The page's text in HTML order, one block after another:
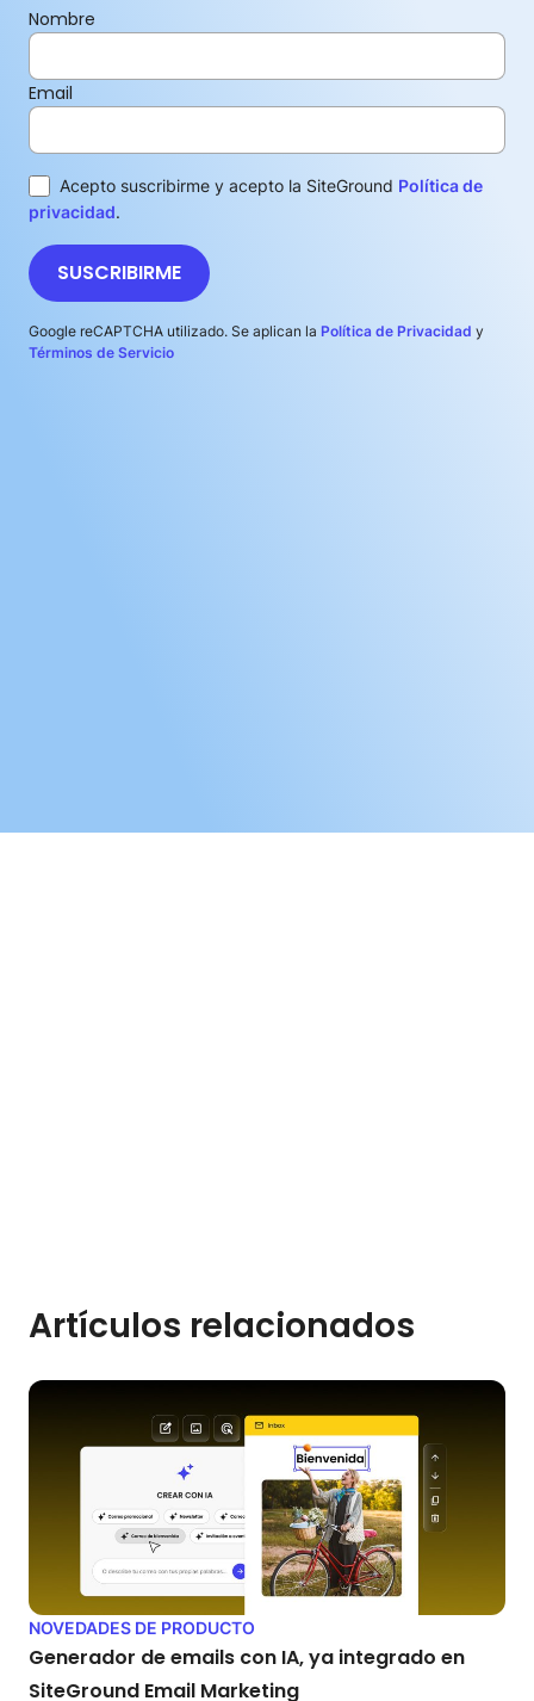
Nombre
Email
Acepto suscribirme y acepto la SiteGround Política de
privacidad.
SUSCRIBIRME
Google reCAPTCHA utilizado. Se aplican la Política de Privacidad y
Términos de Servicio
Artículos relacionados
NOVEDADES DE PRODUCTO
Generador de emails con IA, ya integrado en
SiteGround Email Marketing